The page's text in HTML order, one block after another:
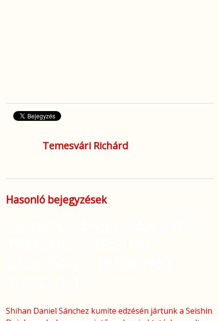
Temesvári Richárd
Hasonló bejegyzések
Shihan Daniel Sánchez kumite edzésén jártunk a Seishin